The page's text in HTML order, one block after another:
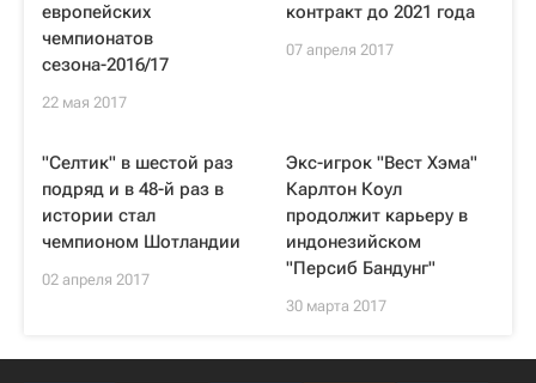
европейских
чемпионатов
сезона-2016/17
22 мая 2017
контракт до 2021 года
07 апреля 2017
"Селтик" в шестой раз
подряд и в 48-й раз в
истории стал
чемпионом Шотландии
02 апреля 2017
Экс-игрок "Вест Хэма"
Карлтон Коул
продолжит карьеру в
индонезийском
"Персиб Бандунг"
30 марта 2017